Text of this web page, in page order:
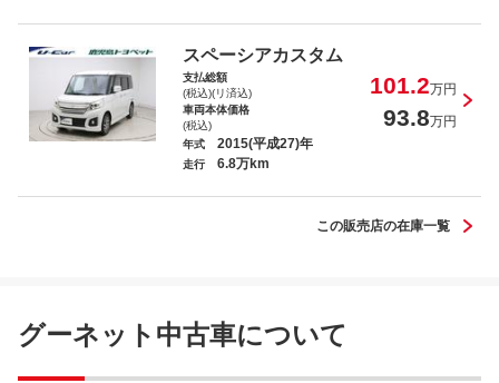
スペーシアカスタム
支払総額
(税込)(リ済込)
101.2万円
車両本体価格
(税込)
93.8万円
年式 2015(平成27)年
走行 6.8万km
この販売店の在庫一覧
グーネット中古車について